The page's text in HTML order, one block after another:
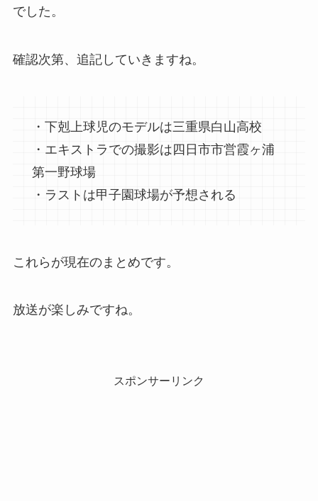
でした。
確認次第、追記していきますね。
・下剋上球児のモデルは三重県白山高校
・エキストラでの撮影は四日市市営霞ヶ浦
第一野球場
・ラストは甲子園球場が予想される
これらが現在のまとめです。
放送が楽しみですね。
スポンサーリンク